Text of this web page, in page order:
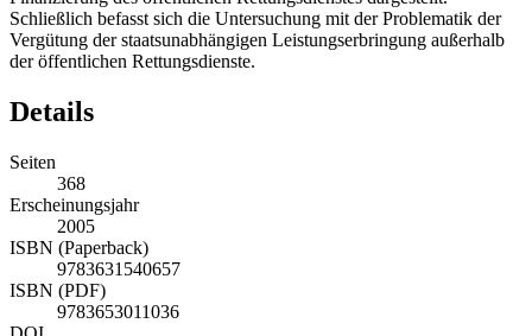
Finanzierung des öffentlichen Rettungsdienstes dargestellt.
Schließlich befasst sich die Untersuchung mit der Problematik der
Vergütung der staatsunabhängigen Leistungserbringung außerhalb
368
Erscheinungsjahr
2005
ISBN (Paperback)
9783631540657
ISBN (PDF)